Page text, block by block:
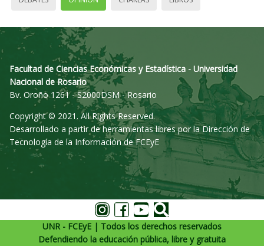
Facultad de Ciencias Económicas y Estadística - Universidad
Nacional de Rosario
Bv. Oroño 1261 - S2000DSM - Rosario
Copyright © 2021. All Rights Reserved.
Desarrollado a partir de herramientas libres por la Dirección de
Tecnología de la Información de FCEyE
UNR - FCEyE | Todos los derechos reservados
Defendiendo la educación pública, libre y gratuita